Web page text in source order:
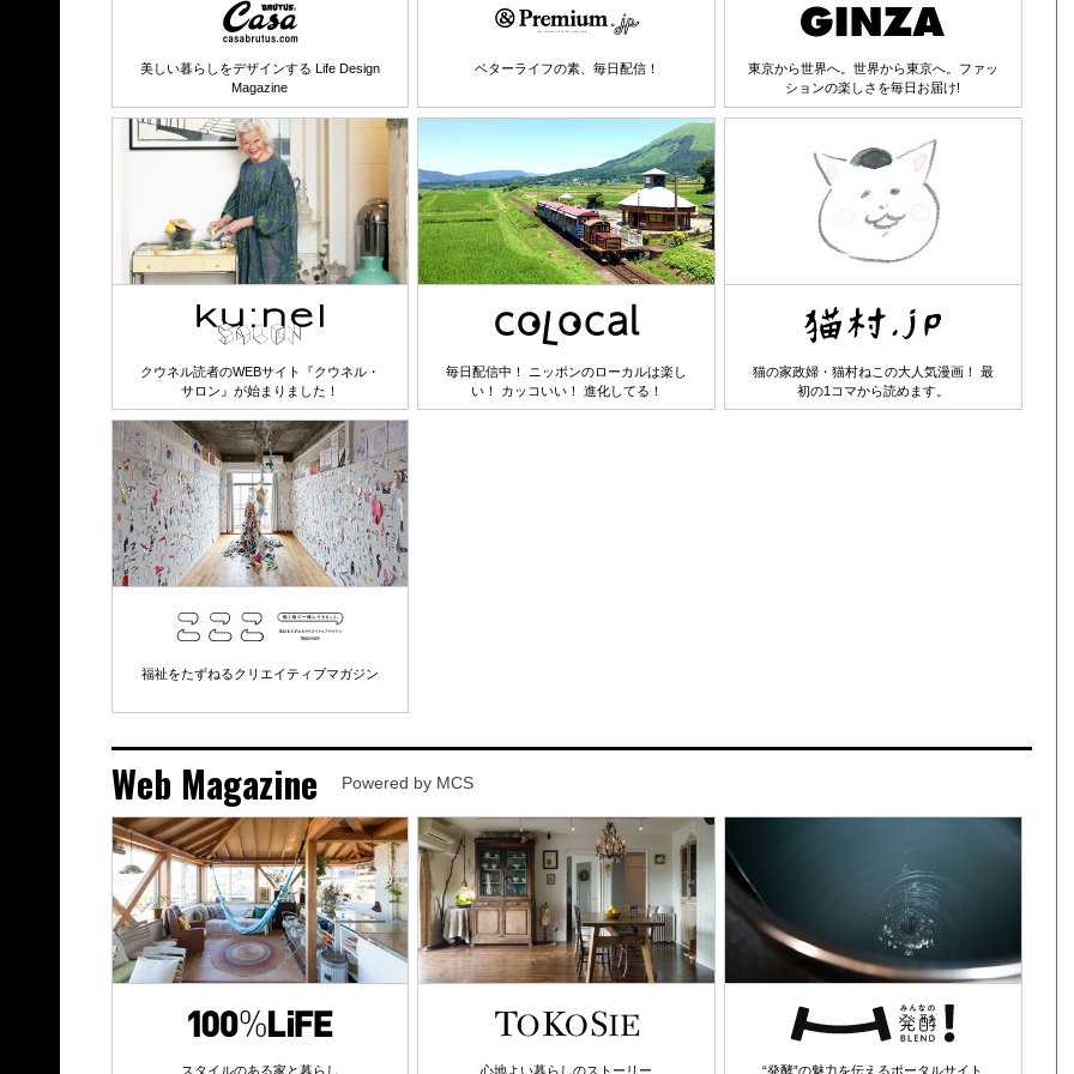
美しい暮らしをデザインする Life Design
Magazine
ベターライフの素、毎日配信！
東京から世界へ。世界から東京へ。ファッ
ションの楽しさを毎日お届け!
クウネル読者のWEBサイト『クウネル・
サロン』が始まりました！
毎日配信中！ ニッポンのローカルは楽し
い！ カッコいい！ 進化してる！
猫の家政婦・猫村ねこの大人気漫画！ 最
初の1コマから読めます。
福祉をたずねるクリエイティブマガジン
Web Magazine Powered by MCS
スタイルのある家と暮らし 心地よい暮らしのストーリー “発酵”の魅力を伝えるポータルサイト